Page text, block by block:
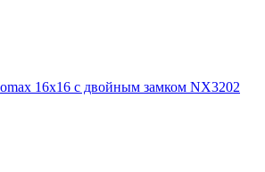
16x16 с двойным замком NX3202